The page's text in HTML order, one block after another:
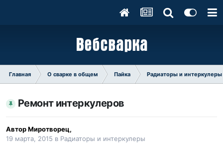
Главная О сварке в общем Пайка Радиаторы и интеркулеры
Ремонт интеркулеров
АвторМиротворец,
19 марта, 2015 в Радиаторы и интеркулеры